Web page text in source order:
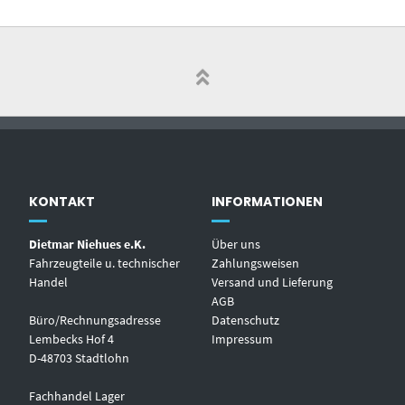
KONTAKT
Dietmar Niehues e.K.
Fahrzeugteile u. technischer
Handel
Büro/Rechnungsadresse
Lembecks Hof 4
D-48703 Stadtlohn
Fachhandel Lager
INFORMATIONEN
Über uns
Zahlungsweisen
Versand und Lieferung
AGB
Datenschutz
Impressum